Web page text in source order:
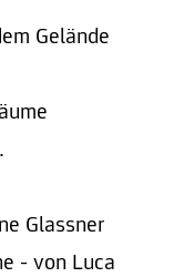
Gelände
Glassner
- von Luca